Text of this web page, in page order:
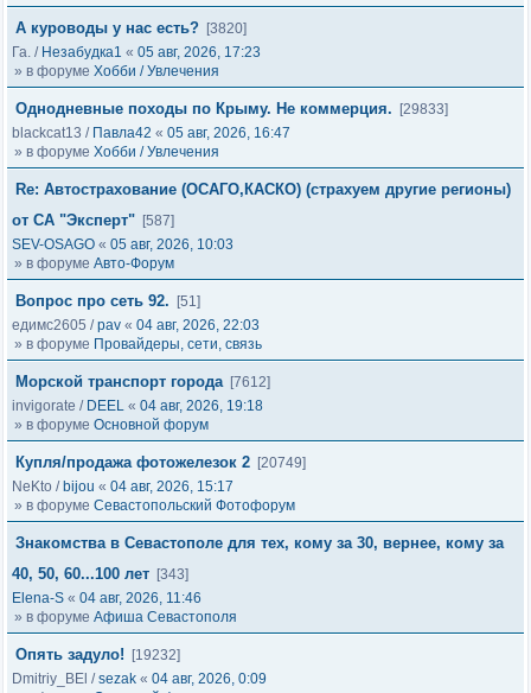
А куроводы у нас есть? [3820]
Га. / Незабудка1 « 05 авг, 2026, 17:23
» в форуме Хобби / Увлечения
Однодневные походы по Крыму. Не коммерция.
[29833]
blackcat13 / Павла42 « 05 авг, 2026, 16:47
» в форуме Хобби / Увлечения
Re: Автострахование (ОСАГО,КАСКО) (страхуем другие регионы)
от СА "Эксперт" [587]
SEV-OSAGO « 05 авг, 2026, 10:03
» в форуме Авто-Форум
Вопрос про сеть 92.
[51]
едимс2605 /pav « 04 авг, 2026, 22:03
» в форуме Провайдеры, сети, связь
Морской транспорт города [7612]
invigorate / DEEL « 04 авг, 2026, 19:18
» в форуме Основной форум
Купля/продажа фотожелезок 2 [20749]
NeKto / bijou « 04 авг, 2026, 15:17
» в форуме Севастопольский Фотофорум
Знакомства в Севастополе для тех, кому за 30, вернее, кому за
40, 50, 60...100 лет [343]
Elena-S « 04 авг, 2026, 11:46
» в форуме Афиша Севастополя
Опять задуло!
[19232]
Dmitriy_BEl /sezak « 04 авг, 2026, 0:09